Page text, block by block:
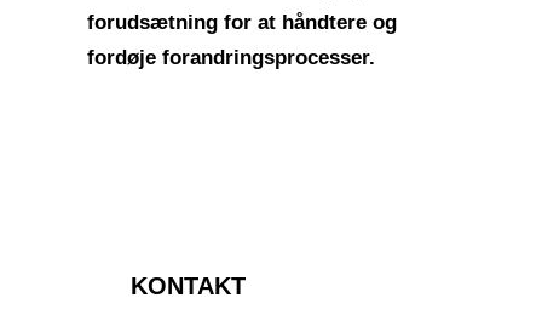
forudsætning for at håndtere og
fordøje forandringsprocesser.
KONTAKT